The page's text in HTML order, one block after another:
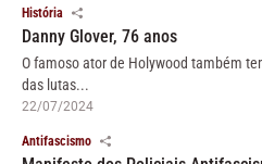
História
Danny Glover, 76 anos
O famoso ator de Holywood também
das lutas...
22/07/2024
Antifascismo